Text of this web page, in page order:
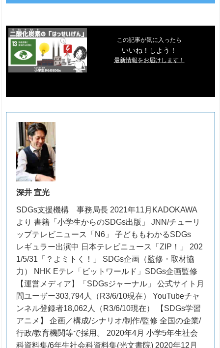
この記事が気に入ったら
いいね！しよう！
最新情報をお届けします！
深井 宣光
SDGs支援機構 事務局長 2021年11月KADOKAWA
より 書籍「小学生からのSDGs出版」 JNN/チューリ
ップテレビニュース「N6」 子どももわかるSDGs
レギュラー出演中 日本テレビニュース「ZIP！」 202
1/5/31「？よミトく！」 SDGs企画（監修・取材協
力） NHK Eテレ「ビットワールド」SDGs企画監修
【運営メディア】「SDGsジャーナル」 公式サイト月
間ユーザー303,794人（R3/6/10現在） YouTubeチャ
ンネル登録者18,062人（R3/6/10現在） 【SDGs学習
アニメ】 企画／構成/シナリオ/制作/監修 全国の企業/
行政/教育機関等で採用。 2020年4月 小学5年生社会
科資料集/6年生社会科資料集(光文書院) 2020年12月